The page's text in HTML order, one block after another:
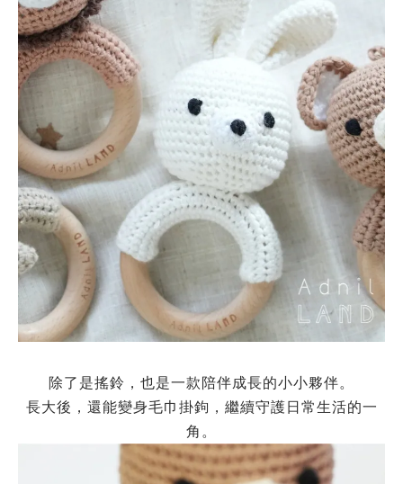
除了是搖鈴，也是一款陪伴成長的小小夥伴。
長大後，還能變身毛巾掛鉤，繼續守護日常生活的一
角。